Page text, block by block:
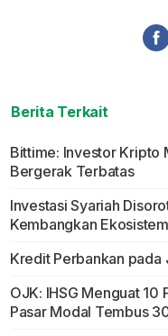
Berita Terkait
Bittime: Investor Kripto
Bergerak Terbatas
Investasi Syariah
Kembangkan
Kredit Perbankan pada
OJK: IHSG Menguat
Pasar Modal Tembus